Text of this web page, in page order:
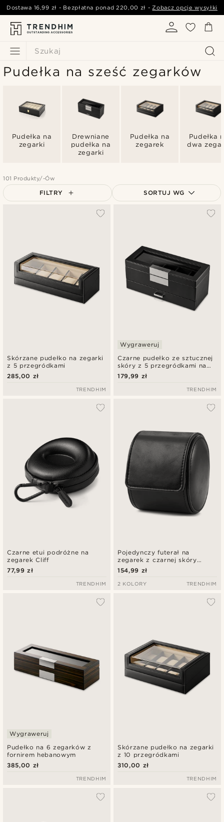
Szukaj
Dostawa 16,99 zł - Bezpłatna ponad220,00 zł -Zobacz opcje wysyłki
Pudełka na sześć zegarków
Pudełka na
zegarki
Drewniane
pudełka na
zegarki
Pudełka na
zegarek
Pudełka
dwa
101 Produkty/-Ów
FILTRY SORTUJ WG
Najwyższa cena
Skórzane pudełko na zegarki
z 5 przegródkami
285,00 zł
TRENDHIM
Czarne pudełko ze sztucznej
skóry z 5 przegródkami na
zegarki i szufladką na
biżuterię
Wygraweruj
179,99 zł
TRENDHIM
Czarne etui podróżne na
zegarek Cliff
77,99 zł
TRENDHIM
Pojedynczy futerał na
zegarek z czarnej skóry
vintage
154,99 zł
2 KOLORY TRENDHIM
Pudełko na 6 zegarków z
fornirem hebanowym
Wygraweruj
385,00 zł
TRENDHIM
Skórzane pudełko na zegarki
z 10 przegródkami
310,00 zł
TRENDHIM